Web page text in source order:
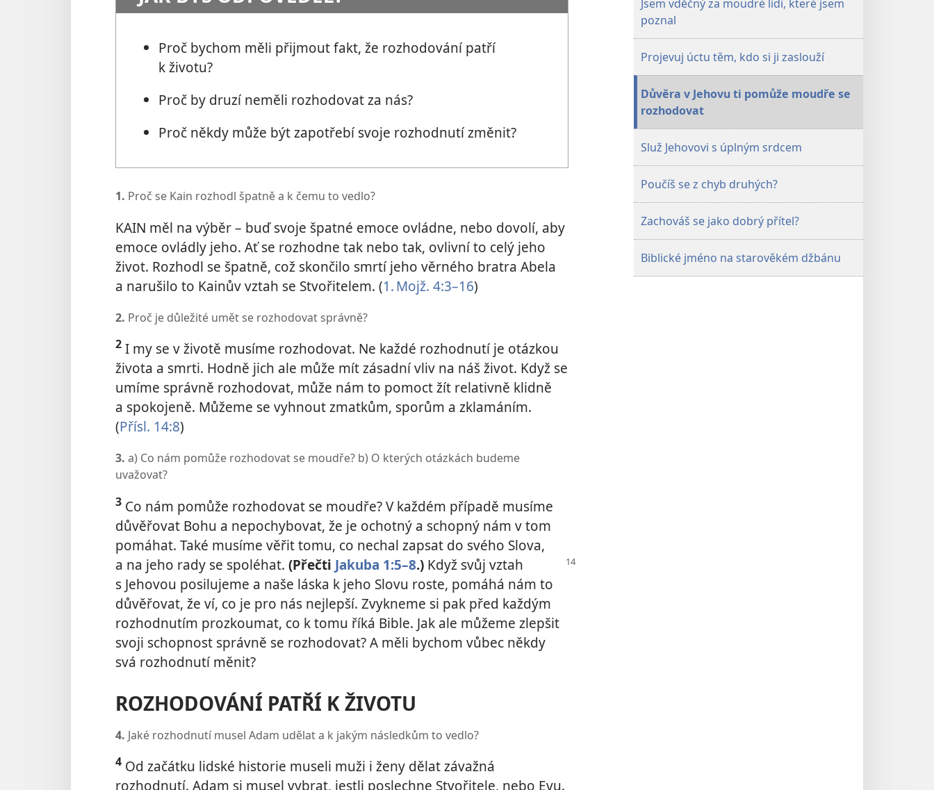
Proč bychom měli přijmout fakt, že rozhodování patří
k životu?
Proč by druzí neměli rozhodovat za nás?
Proč někdy může být zapotřebí svoje rozhodnutí změnit?
1. Proč se Kain rozhodl špatně a k čemu to vedlo?
KAIN měl na výběr – buď svoje špatné emoce ovládne, nebo dovolí, aby
emoce ovládly jeho. Ať se rozhodne tak nebo tak, ovlivní to celý jeho
život. Rozhodl se špatně, což skončilo smrtí jeho věrného bratra Abela
a narušilo to Kainův vztah se Stvořitelem. (1. Mojž. 4:3–16)
2. Proč je důležité umět se rozhodovat správně?
2 I my se v životě musíme rozhodovat. Ne každé rozhodnutí je otázkou
života a smrti. Hodně jich ale může mít zásadní vliv na náš život. Když se
umíme správně rozhodovat, může nám to pomoct žít relativně klidně
a spokojeně. Můžeme se vyhnout zmatkům, sporům a zklamáním.
(Přísl. 14:8)
3. a) Co nám pomůže rozhodovat se moudře? b) O kterých otázkách budeme
uvažovat?
3 Co nám pomůže rozhodovat se moudře? V každém případě musíme
důvěřovat Bohu a nepochybovat, že je ochotný a schopný nám v tom
pomáhat. Také musíme věřit tomu, co nechal zapsat do svého Slova,
a na jeho rady se spoléhat. (Přečti Jakuba 1:5–8.) Když svůj vztah
s Jehovou posilujeme a naše láska k jeho Slovu roste, pomáhá nám to
důvěřovat, že ví, co je pro nás nejlepší. Zvykneme si pak před každým
rozhodnutím prozkoumat, co k tomu říká Bible. Jak ale můžeme zlepšit
svoji schopnost správně se rozhodovat? A měli bychom vůbec někdy
svá rozhodnutí měnit?
ROZHODOVÁNÍ PATŘÍ K ŽIVOTU
4. Jaké rozhodnutí musel Adam udělat a k jakým následkům to vedlo?
4 Od začátku lidské historie museli muži i ženy dělat závažná
rozhodnutí. Adam si musel vybrat, jestli poslechne Stvořitele, nebo Evu.
Březen 2017
Jsem vděčný za moudré lidi, které jsem
poznal
Projevuj úctu těm, kdo si ji zaslouží
Důvěra v Jehovu ti pomůže moudře se
rozhodovat
Služ Jehovovi s úplným srdcem
Poučíš se z chyb druhých?
Zachováš se jako dobrý přítel?
Biblické jméno na starověkém džbánu